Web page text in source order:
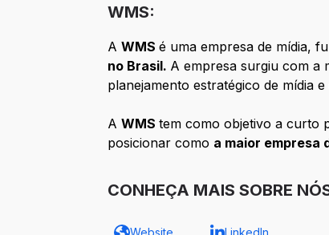
WMS:
AWMSé uma empresa de mídia,
no Brasil. A empresa surgiu com a
planejamento estratégico de mídia
AWMStem como objetivo a curto
posicionar como a maior empresa
CONHEÇA MAIS SOBRE